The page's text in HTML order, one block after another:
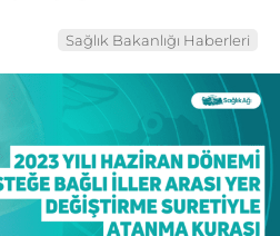
Sağlık Bakanlığı Haberleri